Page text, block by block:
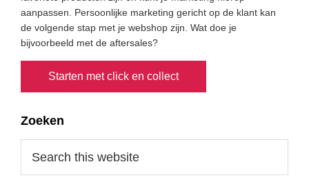
aanpassen. Persoonlijke marketing gericht op de klant kan
de volgende stap met je webshop zijn. Wat doe je
bijvoorbeeld met de aftersales?
Starten met click en collect
Primary
Zoeken
this
website